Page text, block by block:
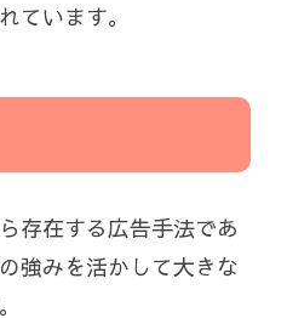
ています。
存在する広告手法であ
強みを活かして大きな